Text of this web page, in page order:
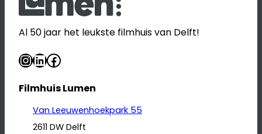
Al 50 jaar het leukste filmhuis van Delft!
InstagramLinkedIn Facebook
Filmhuis Lumen
Van Leeuwenhoekpark 55
2611 DW Delft